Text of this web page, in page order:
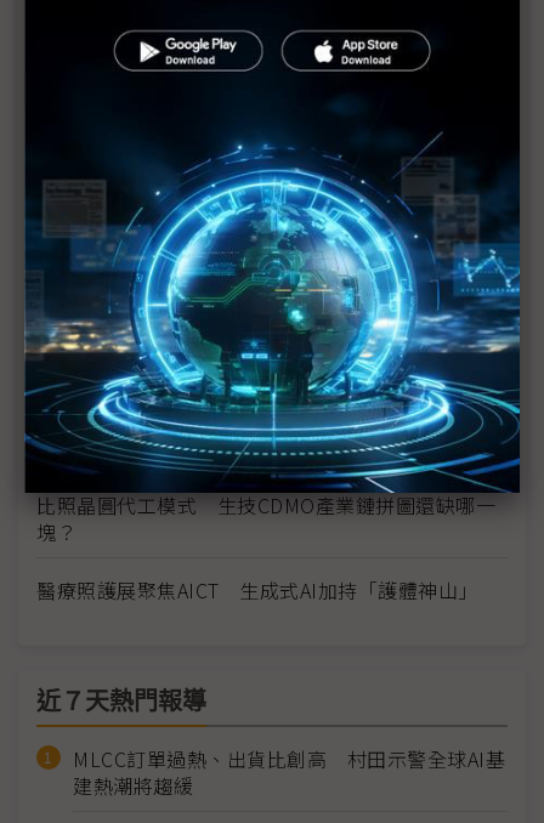
友達耘康切入中醫市場 可攜式脈波儀亮相
滙嘉健康獨創生理監測技術 攜手聯發科打造GenAI
照護服務
英業達葉國一：生技業很多「富」國神山
聯華神通50年 苗豐強：面對產業變化、台灣可以做
更多
產業薪資不到位 台灣逾6萬職缺沒人要做
長庚、秀傳展AI醫療成果 盼做護國神山「登山口」
比照晶圓代工模式 生技CDMO產業鏈拼圖還缺哪一
塊？
醫療照護展聚焦AICT 生成式AI加持「護體神山」
近７天熱門報導
MLCC訂單過熱、出貨比創高 村田示警全球AI基
建熱潮將趨緩